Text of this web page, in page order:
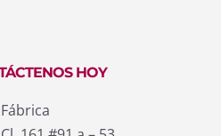
HOY
Fábrica